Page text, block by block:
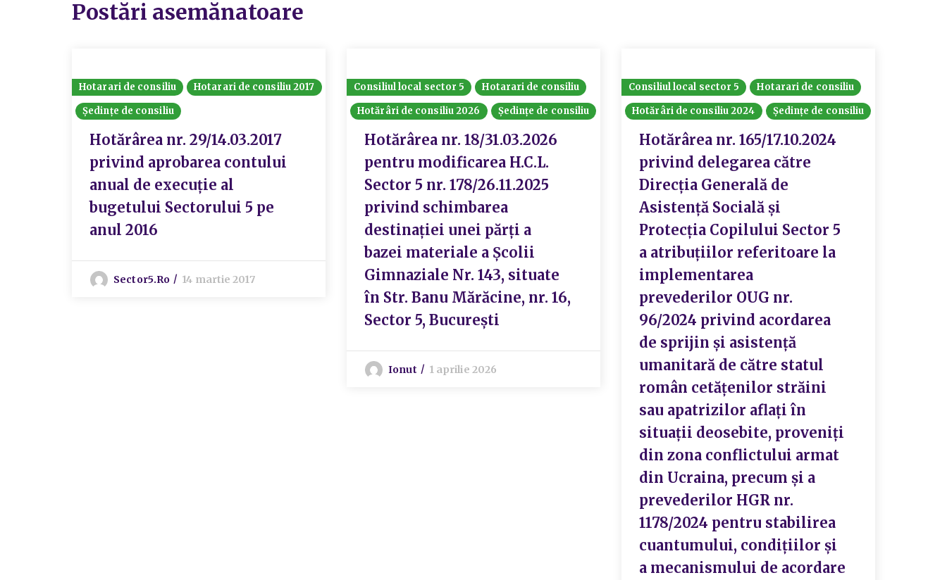
Postări asemănatoare
Hotarari de consiliu
Hotarari de consiliu 2017
Ședințe de consiliu
Hotărârea nr. 29/14.03.2017
privind aprobarea contului
anual de execuție al
bugetului Sectorului 5 pe
anul 2016
Sector5.ro 14 martie 2017
Consiliul local sector 5
Hotarari de consiliu
Hotărâri de consiliu 2026
Ședințe de consiliu
Hotărârea nr. 18/31.03.2026
pentru modificarea H.C.L.
Sector 5 nr. 178/26.11.2025
privind schimbarea
destinației unei părți a
bazei materiale a Școlii
Gimnaziale Nr. 143, situate
în Str. Banu Mărăcine, nr. 16,
Sector 5, București
Ionut 1 aprilie 2026
Consiliul local sector 5
Hotarari de consiliu
Hotărâri de consiliu 2024
Ședințe de consiliu
Hotărârea nr. 165/17.10.2024
privind delegarea către
Direcția Generală de
Asistență Socială și
Protecția Copilului Sector 5
a atribuțiilor referitoare la
implementarea
prevederilor OUG nr.
96/2024 privind acordarea
de sprijin şi asistenţă
umanitară de către statul
român cetăţenilor străini
sau apatrizilor aflaţi în
situaţii deosebite, proveniţi
din zona conflictului armat
din Ucraina, precum și a
prevederilor HGR nr.
1178/2024 pentru stabilirea
cuantumului, condiţiilor şi
a mecanismului de acordare